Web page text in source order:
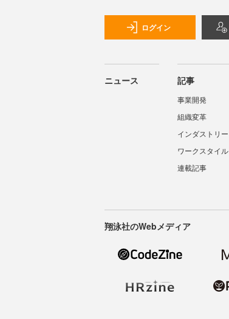
ログイン
ニュース 記事
事業開発
組織変革
インダストリー
ワークスタイル
連載記事
翔泳社のWebメディア